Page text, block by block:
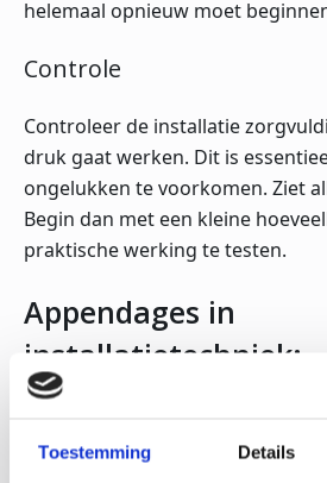
Toestemming Details
helemaal opnieuw moet
Controle
Controleer de installatie
druk gaat werken. Dit is
ongelukken te voorkomen. Ziet
Begin dan met een kleine
praktische werking te testen.
Appendages in
installatietechniek:
betrouwbare installatietechniek.